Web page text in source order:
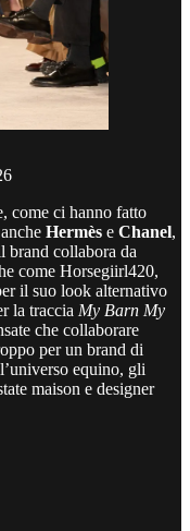
come ci hanno fatto
Hermès e Chanel,
brand collabora da
come Horsegiirl420,
il suo look alternativo
la traccia My Barn My
che collaborare
per un brand di
equino, gli
maison e designer